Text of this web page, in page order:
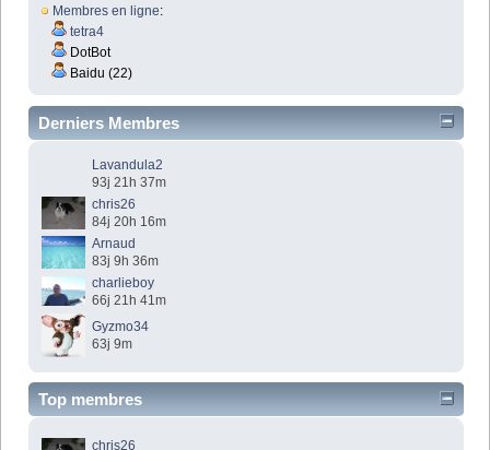
Membres en ligne:
tetra4
DotBot
Baidu (22)
Derniers Membres
Lavandula2
93j 21h 37m
chris26
84j 20h 16m
Arnaud
83j 9h 36m
charlieboy
66j 21h 41m
Gyzmo34
63j 9m
Top membres
chris26